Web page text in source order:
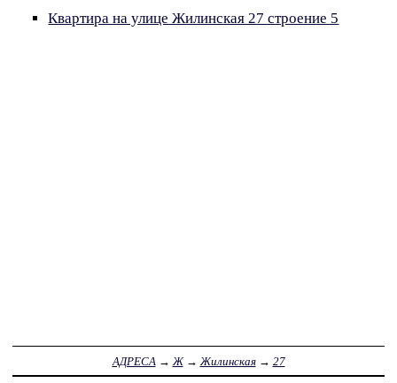
Квартира на улице Жилинская 27 строение 5
АДРЕСА → Ж→ Жилинская→ 27